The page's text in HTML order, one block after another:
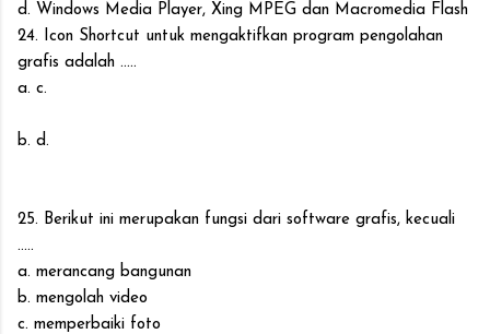
d. Windows Media Player, Xing MPEG dan Macromedia Flash
24. Icon Shortcut untuk mengaktifkan program pengolahan
grafis adalah .....
a. c.
b. d.
25. Berikut ini merupakan fungsi dari software grafis, kecuali
.....
a. merancang bangunan
b. mengolah video
c. memperbaiki foto